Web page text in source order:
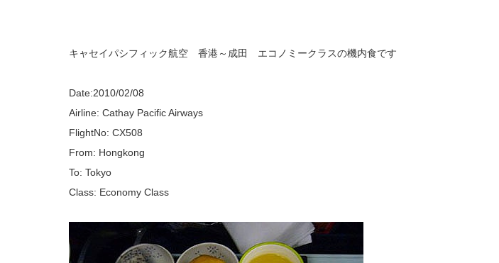
キャセイパシフィック航空 香港～成田 エコノミークラスの機内食です
Date:2010/02/08
Airline: Cathay Pacific Airways
FlightNo: CX508
From: Hongkong
To: Tokyo
Class: Economy Class